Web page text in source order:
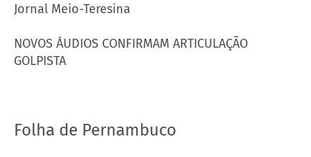
Jornal Meio-Teresina
NOVOS ÁUDIOS CONFIRMAM ARTICULAÇÃO
GOLPISTA
Folha de Pernambuco